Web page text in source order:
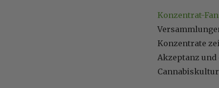
Konzentrat-
Konzentrate
Akzeptanz und